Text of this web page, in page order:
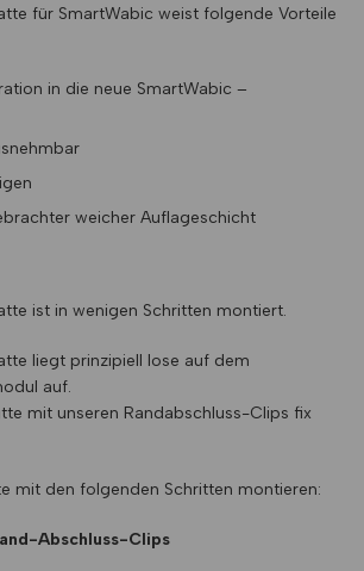
für SmartWabic weist folgende Vorteile
in die neue SmartWabic –
weicher Auflageschicht
ist in wenigen Schritten montiert.
liegt prinzipiell lose auf dem
auf.
mit unseren Randabschluss-Clips fix
mit den folgenden Schritten montieren:
Abschluss-Clips